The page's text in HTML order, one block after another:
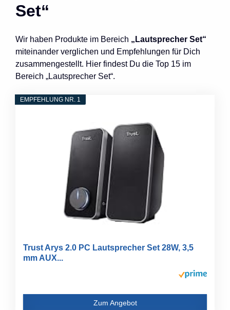
Set“
Wir haben Produkte im Bereich „Lautsprecher Set“
miteinander verglichen und Empfehlungen für Dich
zusammengestellt. Hier findest Du die Top 15 im
Bereich „Lautsprecher Set“.
EMPFEHLUNG NR. 1
Trust Arys 2.0 PC Lautsprecher Set 28W, 3,5
mm AUX...
Zum Angebot